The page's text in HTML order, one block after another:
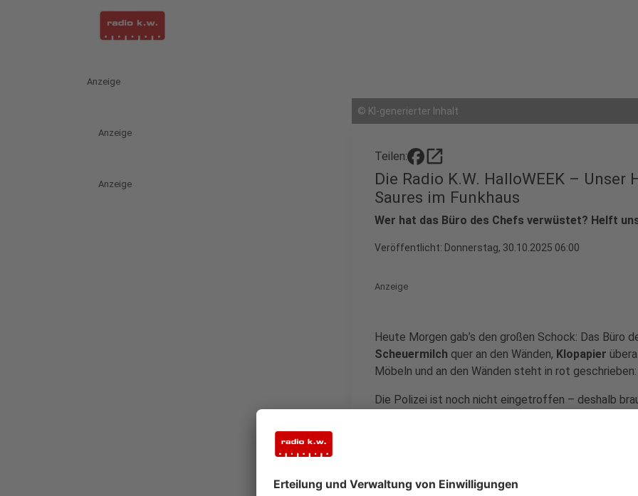
Anzeige
Anzeige
Anzeige
© KI-generierter Inhalt
Teilen: open_in_new
Die Radio K.W. HalloWEEK – Unser
Saures im Funkhaus
Wer hat das Büro des Chefs verwüstet? Helft
Veröffentlicht: Donnerstag, 30.10.2025 06:00
Anzeige
Heute Morgen gab’s den großen Schock: Das
Scheuermilch quer an den Wänden, Klopapier
Möbeln und an den Wänden steht in rot
Die Polizei ist noch nicht eingetroffen – deshalb
Verdächtige in Frage, die gestern noch mit dem